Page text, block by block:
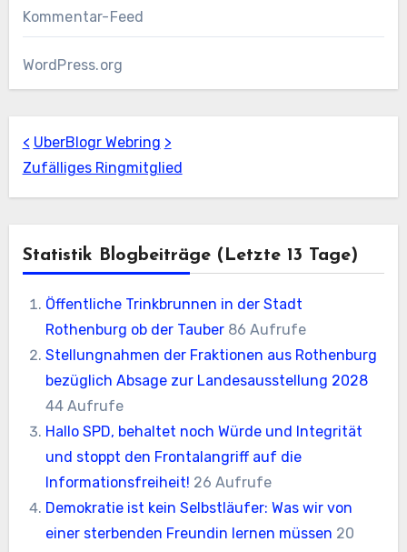
Kommentar-Feed
WordPress.org
< UberBlogr Webring >
Zufälliges Ringmitglied
Statistik Blogbeiträge (letzte 13 Tage)
Öffentliche Trinkbrunnen in der Stadt
Rothenburg ob der Tauber 86 Aufrufe
Stellungnahmen der Fraktionen aus Rothenburg
bezüglich Absage zur Landesausstellung 2028
44 Aufrufe
Hallo SPD, behaltet noch Würde und Integrität
und stoppt den Frontalangriff auf die
Informationsfreiheit! 26 Aufrufe
Demokratie ist kein Selbstläufer: Was wir von
einer sterbenden Freundin lernen müssen 20